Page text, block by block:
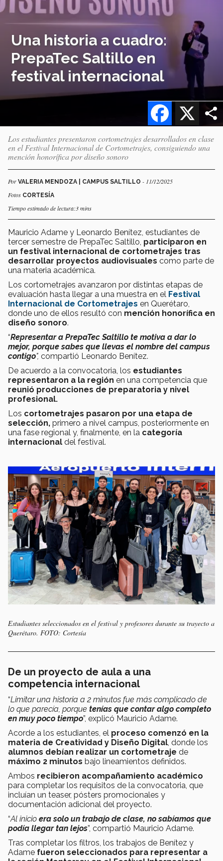
Una historia a cuadro:
PrepaTec Saltillo en
festival internacional
X
Facebook
Los estudiantes presentaron cortometrajes desarrollados en clase
en el Festival Internacional de Cortometrajes, consiguiendo una
mención honorífica por diseño sonoro
Por VALERIA MENDOZA | CAMPUS SALTILLO - 11/12/2025
Fotos CORTESÍA
Tiempo estimado de lectura:3 mins
Mauricio Adame y Leonardo Benítez, estudiantes de
tercer semestre de PrepaTec Saltillo, participaron en
un festival internacional de cortometrajes tras
desarrollar proyectos audiovisuales como parte de
una materia académica.
Los cortometrajes avanzaron por distintas etapas de
evaluación hasta llegar a una muestra en el Festival
Internacional de Cortometrajes en Querétaro,
donde uno de ellos resultó con mención honorífica en
diseño sonoro.
“Representar a PrepaTec Saltillo te motiva a dar lo
mejor, porque sabes que llevas el nombre del campus
contigo", compartió Leonardo Benítez.
De acuerdo a la convocatoria, los estudiantes
representaron a la región en una competencia que
reunió producciones de preparatoria y nivel
profesional.
Los cortometrajes pasaron por una etapa de
selección, primero a nivel campus, posteriormente en
una fase regional y, finalmente, en la categoría
internacional del festival.
Estudiantes seleccionados en el festival y profesores durante su trayecto a
Querétaro. FOTO: Cortesía
De un proyecto de aula a una
competencia internacional
“Limitar una historia a 2 minutos fue más complicado de
lo que parecía, porque tenías que contar algo completo
en muy poco tiempo”, explicó Mauricio Adame.
Acorde a los estudiantes, el proceso comenzó en la
materia de Creatividad y Diseño Digital, donde los
alumnos debían realizar un cortometraje de
máximo 2 minutos bajo lineamientos definidos.
Ambos recibieron acompañamiento académico
para completar los requisitos de la convocatoria, que
incluían un teaser, pósters promocionales y
documentación adicional del proyecto.
“Al inicio era solo un trabajo de clase, no sabíamos que
podía llegar tan lejos”, compartió Mauricio Adame.
Tras completar los filtros, los trabajos de Benítez y
Adame fueron seleccionados para representar a